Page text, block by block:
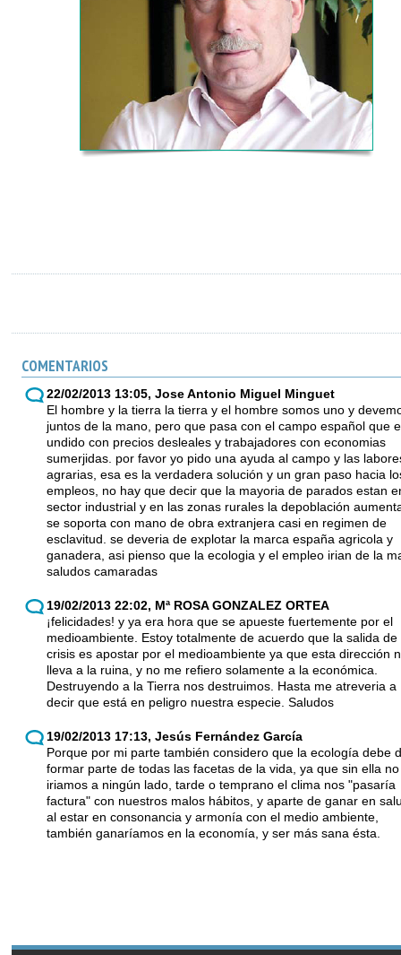
COMENTARIOS
22/02/2013 13:05, Jose Antonio Miguel Minguet
El hombre y la tierra la tierra y el hombre somos uno y
juntos de la mano, pero que pasa con el campo español que
undido con precios desleales y trabajadores con economias
sumerjidas. por favor yo pido una ayuda al campo y las
agrarias, esa es la verdadera solución y un gran paso hacia
empleos, no hay que decir que la mayoria de parados estan
sector industrial y en las zonas rurales la depoblación
se soporta con mano de obra extranjera casi en regimen de
esclavitud. se deveria de explotar la marca españa agricola y
ganadera, asi pienso que la ecologia y el empleo irian de la
saludos camaradas
19/02/2013 22:02, Mª ROSA GONZALEZ ORTEA
¡felicidades! y ya era hora que se apueste fuertemente por el
medioambiente. Estoy totalmente de acuerdo que la salida de
crisis es apostar por el medioambiente ya que esta dirección
lleva a la ruina, y no me refiero solamente a la económica.
Destruyendo a la Tierra nos destruimos. Hasta me atreveria a
decir que está en peligro nuestra especie. Saludos
19/02/2013 17:13, Jesús Fernández García
Porque por mi parte también considero que la ecología debe
formar parte de todas las facetas de la vida, ya que sin ella no
iriamos a ningún lado, tarde o temprano el clima nos "pasaría
factura" con nuestros malos hábitos, y aparte de ganar en
al estar en consonancia y armonía con el medio ambiente,
también ganaríamos en la economía, y ser más sana ésta.